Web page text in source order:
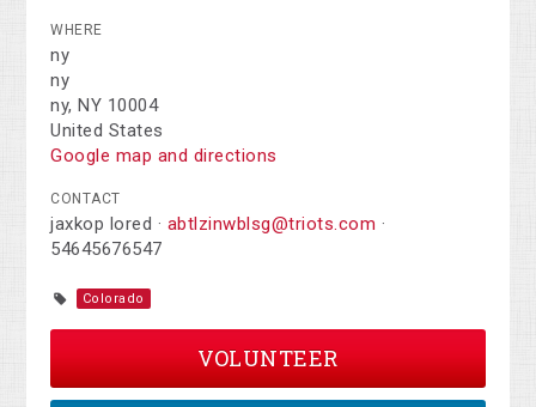
WHERE
ny
ny
ny, NY 10004
United States
Google map and directions
CONTACT
jaxkop lored · abtlzinwblsg@triots.com ·
54645676547
Colorado
VOLUNTEER